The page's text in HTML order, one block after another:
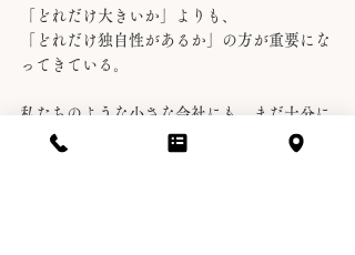
「どれだけ大きいか」よりも、
「どれだけ独自性があるか」の方が重要にな
ってきている。
私たちのような小さな会社にも、まだ十分に
可能性があると感じています。